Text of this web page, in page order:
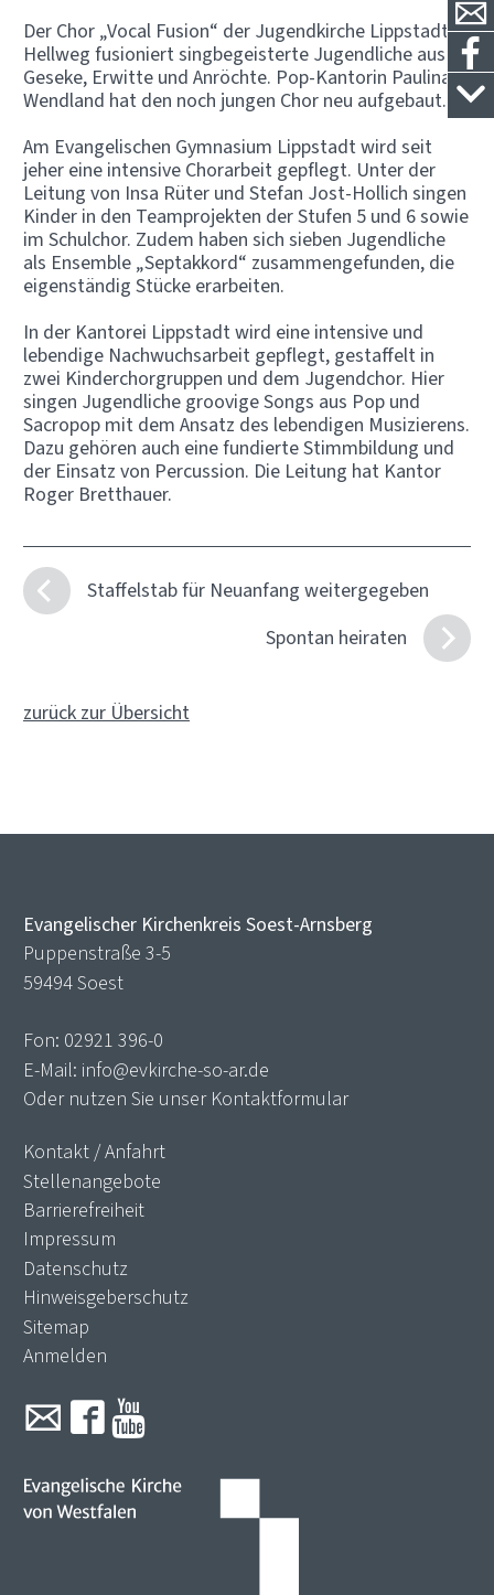
Der Chor „Vocal Fusion“ der Jugendkirche Lippstadt-
Hellweg fusioniert singbegeisterte Jugendliche aus
Geseke, Erwitte und Anröchte. Pop-Kantorin Paulina
Wendland hat den noch jungen Chor neu aufgebaut.
Am Evangelischen Gymnasium Lippstadt wird seit
jeher eine intensive Chorarbeit gepflegt. Unter der
Leitung von Insa Rüter und Stefan Jost-Hollich singen
Kinder in den Teamprojekten der Stufen 5 und 6 sowie
im Schulchor. Zudem haben sich sieben Jugendliche
als Ensemble „Septakkord“ zusammengefunden, die
eigenständig Stücke erarbeiten.
In der Kantorei Lippstadt wird eine intensive und
lebendige Nachwuchsarbeit gepflegt, gestaffelt in
zwei Kinderchorgruppen und dem Jugendchor. Hier
singen Jugendliche groovige Songs aus Pop und
Sacropop mit dem Ansatz des lebendigen Musizierens.
Dazu gehören auch eine fundierte Stimmbildung und
der Einsatz von Percussion. Die Leitung hat Kantor
Roger Bretthauer.
Staffelstab für Neuanfang weitergegeben
Spontan heiraten
zurück zur Übersicht
Evangelischer Kirchenkreis Soest-Arnsberg
Puppenstraße 3-5
59494 Soest
Fon: 02921 396-0
E-Mail: info@evkirche-so-ar.de
Oder nutzen Sie unser Kontaktformular
Kontakt / Anfahrt
Stellenangebote
Barrierefreiheit
Impressum
Datenschutz
Hinweisgeberschutz
Sitemap
Anmelden